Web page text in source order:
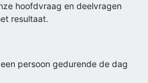
hoofdvraag en deelvragen
resultaat.
persoon gedurende de dag